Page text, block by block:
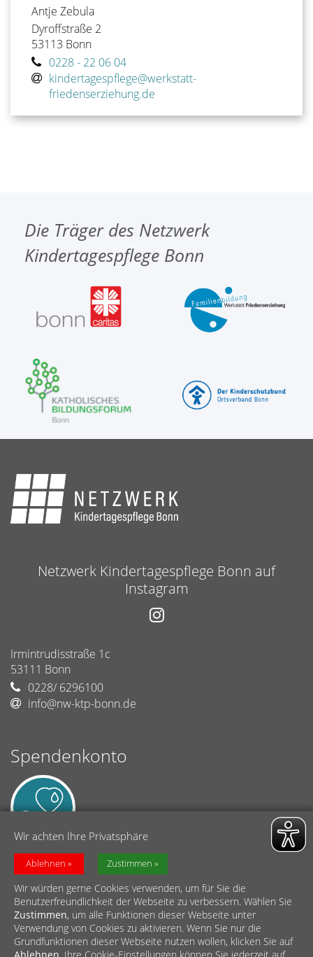
Wir achten Ihre Privatsphäre
Ablehnen Zustimmen
Wir würden gerne Cookies verwenden, um für Sie die
Benutzerfreundlichkeit der Webseite zu verbessern. Wählen Sie
Zustimmen, um alle Funktionen dieser Webseite unter
Verwendung von Cookies zu aktivieren. Wenn Sie nur die
Grundfunktionen dieser Webseite nutzen wollen, klicken Sie auf
Antje Zebula
Dyroffstraße 2
53113 Bonn
0228 - 22 06 04
kindertagespflege@werkstatt-
friedenserziehung.de
Die Träger des Netzwerk
Kindertagespflege Bonn
Netzwerk Kindertagespflege Bonn auf
Instagram
Irmintrudisstraße 1c
53111 Bonn
0228/ 6296100
info@nw-ktp-bonn.de
Spendenkonto
Netzwerk Kindertagespflege Bonn (Caritasverband Bonn)
Sparkasse KölnBonn
BIC: COLSDE33
IBAN: DE85 3705 0198 0000 1027 72